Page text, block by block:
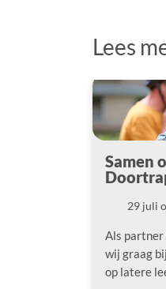
Lees
Samen
Datum
29 juli
Als partner
wij graag
op latere